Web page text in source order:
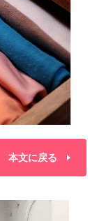
本文に戻る